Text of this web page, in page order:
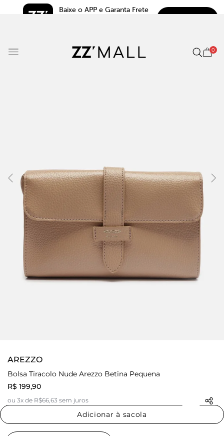
Baixe o APP e Garanta Frete
0
AREZZO
Bolsa Tiracolo Nude Arezzo Betina Pequena
R$ 199,90
ou 3x de R$66,63 sem juros
Adicionar à sacola